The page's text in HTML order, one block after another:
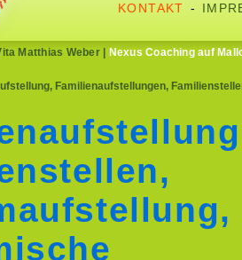
KONTAKT -
Matthias Weber| Nexus Coaching auf
Familienaufstellungen,